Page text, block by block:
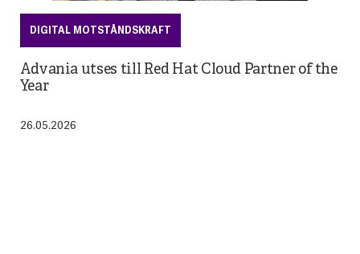
DIGITAL MOTSTÅNDSKRAFT
Advania utses till Red Hat Cloud Partner of the
Year
26.05.2026